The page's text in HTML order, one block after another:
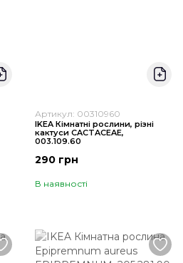
Артикул: 00310960
IKEA Кімнатні рослини, різні
кактуси CACTACEAE,
003.109.60
290 грн
В наявності